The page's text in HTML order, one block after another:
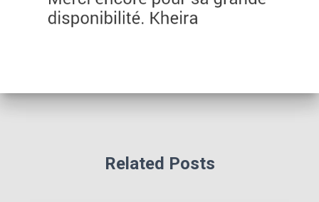
Related Posts